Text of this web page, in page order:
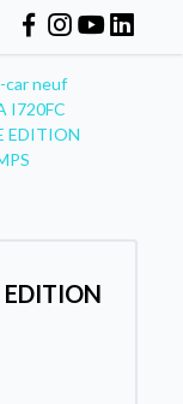
car neuf
I720FC
EDITION